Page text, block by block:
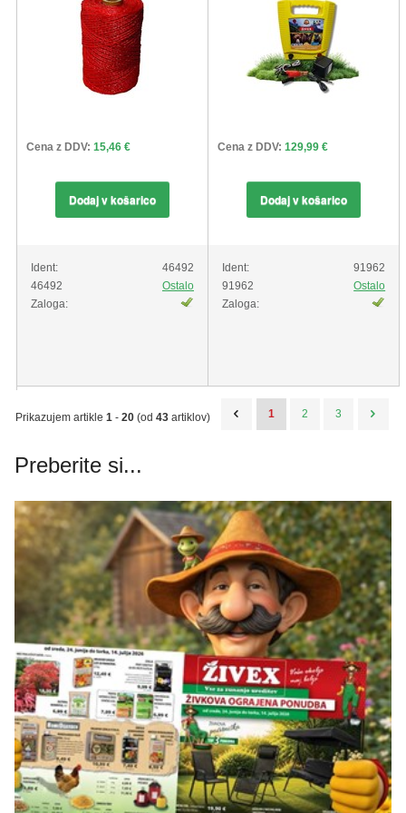
Cena z DDV: 15,46 €
Dodaj v košarico
Ident:
46492
46492
Ostalo
Zaloga:
Cena z DDV: 129,99 €
Dodaj v košarico
Ident:
91962
91962
Ostalo
Zaloga:
Prikazujem artikle 1 - 20 (od 43 artiklov) 1 2 3
Preberite si...